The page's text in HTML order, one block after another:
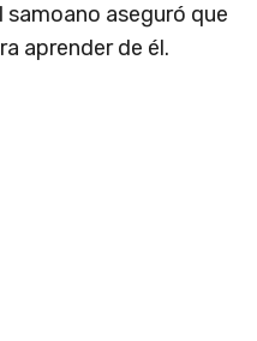
aseguró que
aprender de él.